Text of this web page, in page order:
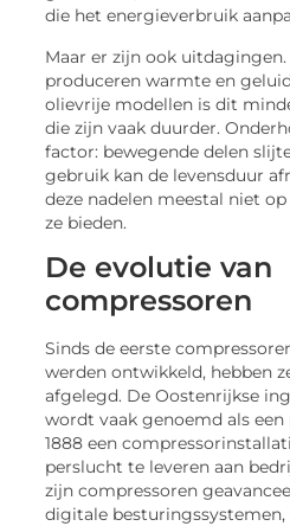
die het energieverbruik
Maar er zijn ook
produceren warmte en
olievrije modellen is dit
die zijn vaak duurder.
factor: bewegende delen
gebruik kan de levensduur
deze nadelen meestal niet
ze bieden.
De evolutie van
compressoren
Sinds de eerste
werden ontwikkeld, hebben
afgelegd. De Oostenrijkse
wordt vaak genoemd als
1888 een
perslucht te leveren aan
zijn compressoren
digitale